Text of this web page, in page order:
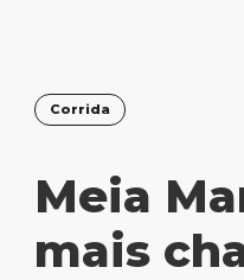
Corrida
Meia
mais